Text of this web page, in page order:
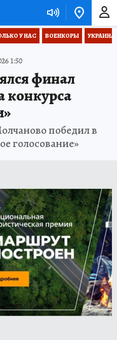
У НАС ВОЕНКОРЫ
1:50
финал
конкурса
победил в
голосование»